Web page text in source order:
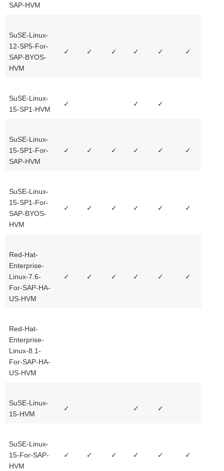
SAP-HVM
SuSE-Linux-
12-SP5-For-
SAP-BYOS-
HVM
✓ ✓ ✓ ✓ ✓ ✓
SuSE-Linux-
15-SP1-HVM
✓ ✓ ✓
SuSE-Linux-
15-SP1-For-
SAP-HVM
✓ ✓ ✓ ✓ ✓ ✓
SuSE-Linux-
15-SP1-For-
SAP-BYOS-
HVM
✓ ✓ ✓ ✓ ✓ ✓
Red-Hat-
Enterprise-
Linux-7.6-
For-SAP-HA-
US-HVM
✓ ✓ ✓ ✓ ✓ ✓
Red-Hat-
Enterprise-
Linux-8.1-
For-SAP-HA-
US-HVM
SuSE-Linux-
15-HVM
✓ ✓ ✓
SuSE-Linux-
15-For-SAP-
HVM
✓ ✓ ✓ ✓ ✓ ✓